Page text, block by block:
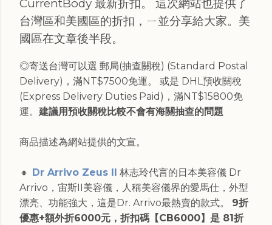
CurrentBody 最新折扣。 這次網站也提供了
台灣區和美國區的折扣，ㄧ並分享給大家。美
國區在文章後半段。
◎寄送台灣可以選 郵局(抽查關稅) (Standard Postal
Delivery)，滿NT$7500免運。 或是 DHL預收關稅
(Express Delivery Duties Paid)，滿NT$15800免
運。 建議用預收關稅比較不會有海關抽查的問題
商品描述為網站提供的文宣。
🔸 Dr Arrivo Zeus II
林志玲代言的日本美容儀 Dr
Arrivo，宙斯II美容儀，人稱美容儀界的愛馬仕，外型
漂亮、功能強大，這是Dr. Arrivo最熱賣的款式。 9折
優惠+額外折6000元，折扣碼【CB6000】是 81折